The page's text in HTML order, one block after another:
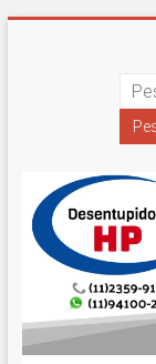
Paulo
Hidro
Prime